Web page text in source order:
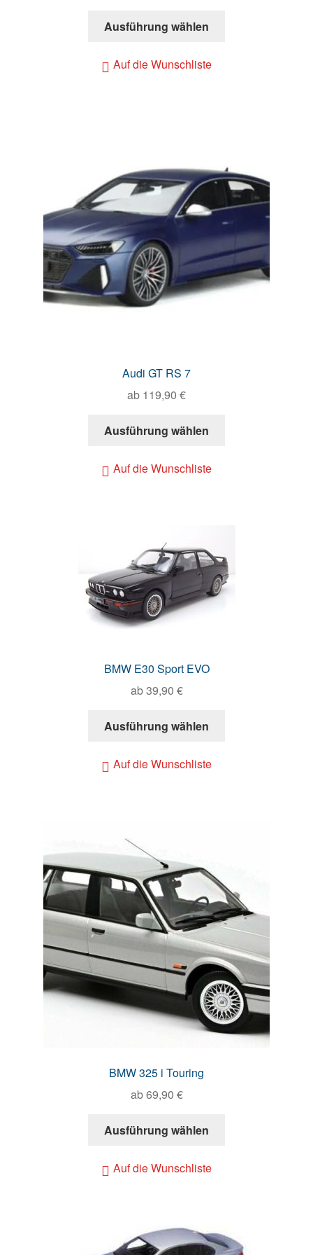
Ausführung wählen
Auf die Wunschliste
Audi GT RS 7
ab 119,90 €
Ausführung wählen
Auf die Wunschliste
BMW E30 Sport EVO
ab39,90 €
Ausführung wählen
Auf die Wunschliste
BMW 325 i Touring
ab69,90 €
Ausführung wählen
Auf die Wunschliste